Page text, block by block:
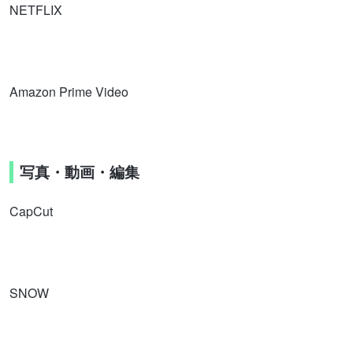
NETFLIX
Amazon Prime Video
写真・動画・編集
CapCut
SNOW